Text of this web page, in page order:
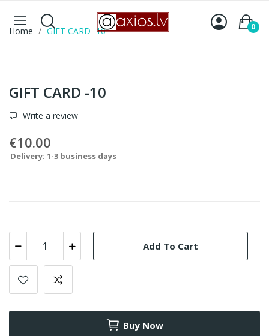
0
Home GIFT CARD -10
GIFT CARD -10
Write a review
€10.00
Delivery: 1-3 business days
Add To Cart
Buy Now